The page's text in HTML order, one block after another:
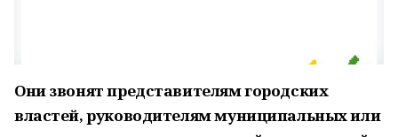
Они звонят представителям городских
властей, руководителям муниципальных или